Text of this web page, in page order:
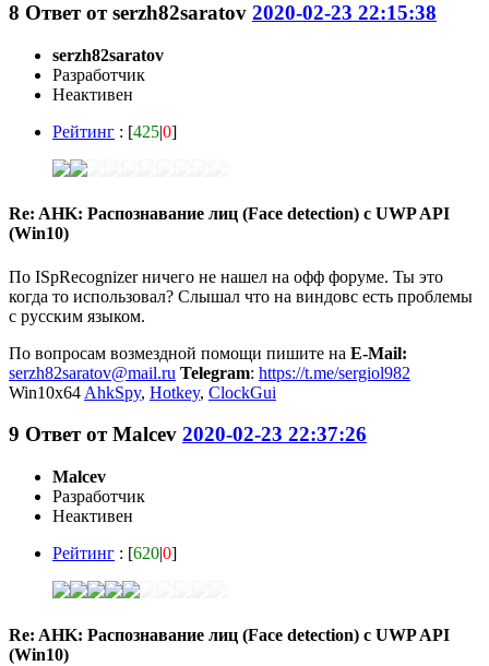
8 Ответ отserzh82saratov 2020-02-23 22:15:38
serzh82saratov
Разработчик
Неактивен
Рейтинг : [425|0]
Re: AHK: Распознавание лиц (Face detection) с UWP API
(Win10)
По ISpRecognizer ничего не нашел на офф форуме. Ты это
когда то использовал? Слышал что на виндовс есть проблемы
с русским языком.
По вопросам возмездной помощи пишите на E-Mail:
serzh82saratov@mail.ru Telegram: https://t.me/sergiol982
Win10x64 AhkSpy, Hotkey, ClockGui
9 Ответ отMalcev 2020-02-23 22:37:26
Malcev
Разработчик
Неактивен
Рейтинг : [620|0]
Re: AHK: Распознавание лиц (Face detection) с UWP API
(Win10)